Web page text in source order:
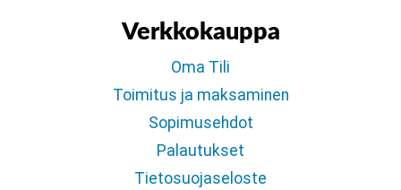
Verkkokauppa
Oma Tili
Toimitus ja maksaminen
Sopimusehdot
Palautukset
Tietosuojaseloste